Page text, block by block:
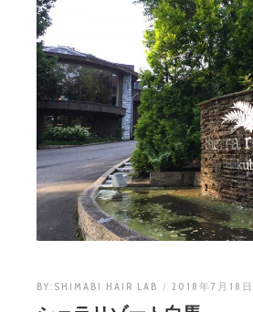
BY: SHIMABI HAIR LAB 2018年7月18日